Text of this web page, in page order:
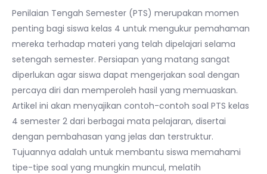
Penilaian Tengah Semester (PTS) merupakan momen
penting bagi siswa kelas 4 untuk mengukur pemahaman
mereka terhadap materi yang telah dipelajari selama
setengah semester. Persiapan yang matang sangat
diperlukan agar siswa dapat mengerjakan soal dengan
percaya diri dan memperoleh hasil yang memuaskan.
Artikel ini akan menyajikan contoh-contoh soal PTS kelas
4 semester 2 dari berbagai mata pelajaran, disertai
dengan pembahasan yang jelas dan terstruktur.
Tujuannya adalah untuk membantu siswa memahami
tipe-tipe soal yang mungkin muncul, melatih